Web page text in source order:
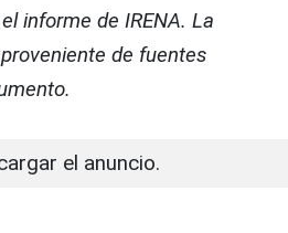
informe de IRENA. La
de fuentes
el anuncio.